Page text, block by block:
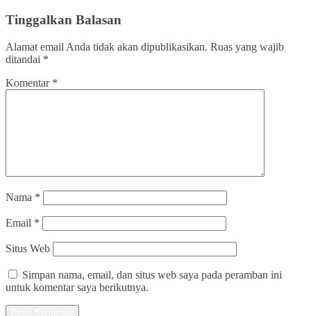
Tinggalkan Balasan
Alamat email Anda tidak akan dipublikasikan. Ruas yang wajib
ditandai *
Komentar *
Nama *
Email *
Situs Web
Simpan nama, email, dan situs web saya pada peramban ini
untuk komentar saya berikutnya.